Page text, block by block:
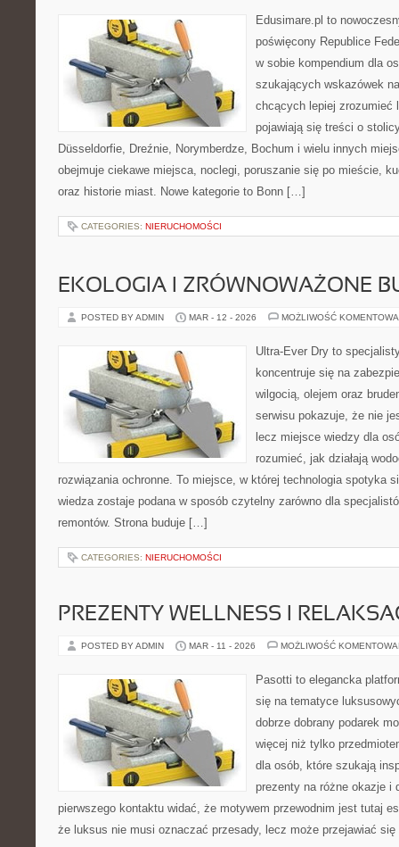
Edusimare.pl to
poświęcony Republice
w sobie kompendium dla
szukających wskazówek
chcących lepiej zrozumieć
pojawiają się treści o
Düsseldorfie, Dreźnie, Norymberdze, Bochum i wielu innych
obejmuje ciekawe miejsca, noclegi, poruszanie się po mieście,
oraz historie miast. Nowe kategorie to Bonn […]
CATEGORIES: NIERUCHOMOŚCI
EKOLOGIA I ZRÓWNOWAŻONE
POSTED BY ADMIN MAR - 12 - 2026 MOŻLIWOŚĆ
Ultra-Ever Dry to
koncentruje się na
wilgocią, olejem oraz
serwisu pokazuje, że nie
lecz miejsce wiedzy dla
rozumieć, jak działają
rozwiązania ochronne. To miejsce, w której technologia spotyka
wiedza zostaje podana w sposób czytelny zarówno dla
remontów. Strona buduje […]
CATEGORIES: NIERUCHOMOŚCI
PREZENTY WELLNESS I
POSTED BY ADMIN MAR - 11 - 2026 MOŻLIWOŚĆ
Pasotti to elegancka
się na tematyce
dobrze dobrany podarek
więcej niż tylko
dla osób, które szukają
prezenty na różne okazje i
pierwszego kontaktu widać, że motywem przewodnim jest tutaj
że luksus nie musi oznaczać przesady, lecz może przejawiać